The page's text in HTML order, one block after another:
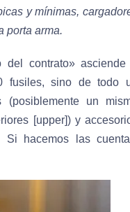
y mínimas,
porta arma.
del contrato» asciende
fusiles, sino de todo
(posiblemente un
[upper]) y
Si hacemos las